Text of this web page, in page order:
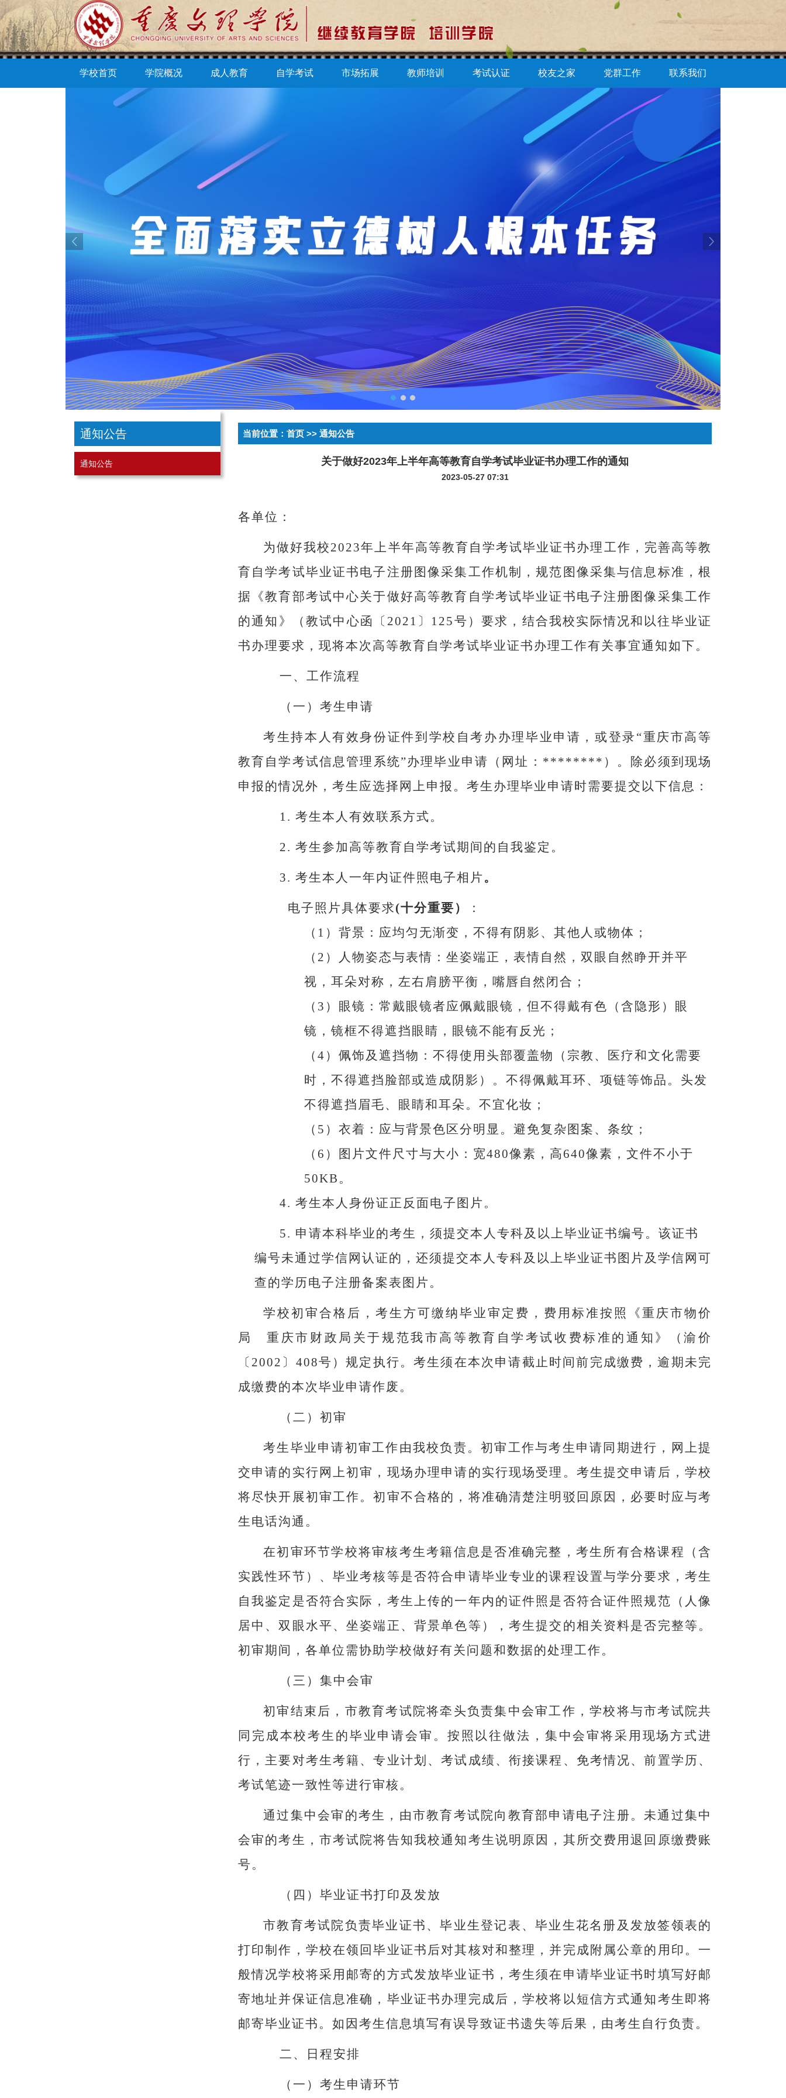
学校首页 学院概况 成人教育 自学考试 市场拓展 教师培训 考试认证 校友之家 党群工作 联系我们
通知公告
通知公告
当前位置： 首页 >> 通知公告
关于做好2023年上半年高等教育自学考试毕业证书办理工作的通知
2023-05-27 07:31
各单位：
为做好我校2023年上半年高等教育自学考试毕业证书办理工作，完善高等教
育自学考试毕业证书电子注册图像采集工作机制，规范图像采集与信息标准，根
据《教育部考试中心关于做好高等教育自学考试毕业证书电子注册图像采集工作
的通知》（教试中心函〔 2021 〕 125号）要求，结合我校实际情况和以往毕业证
书办理要求，现将本次高等教育自学考试毕业证书办理工作有关事宜通知如下。
一、 工作流程
（一） 考生申请
考生持本人有效身份证件到学校自考办办理毕业申请，或登录“重庆市高等
教育自学考试信息管理系统”办理毕业申请（网址： ******** ）。除必须到现场
申报的情况外，考生应选择网上申报。考生办理毕业申请时需要提交以下信息：
1. 考生本人有效联系方式。
2. 考生参加高等教育自学考试期间的自我鉴定。
3. 考生本人一年内证件照电子相片 。
电子照片具体要求(十分重要）
：
（ 1 ）背景：应均匀无渐变，不得有阴影、其他人或物体；
（ 2 ）人物姿态与表情：坐姿端正，表情自然，双眼自然睁开并平
视，耳朵对称，左右肩膀平衡，嘴唇自然闭合；
（ 3 ）眼镜：常戴眼镜者应佩戴眼镜，但不得戴有色（含隐形）眼
镜，镜框不得遮挡眼睛，眼镜不能有反光；
（ 4 ）佩饰及遮挡物：不得使用头部覆盖物（宗教、医疗和文化需要
时，不得遮挡脸部或造成阴影）。不得佩戴耳环、项链等饰品。头发
不得遮挡眉毛、眼睛和耳朵。不宜化妆；
（ 5 ）衣着：应与背景色区分明显。避免复杂图案、条纹；
（ 6 ）图片文件尺寸与大小：宽480像素，高640像素，文件不小于
50KB 。
4. 考生本人身份证正反面电子图片。
5. 申请本科毕业的考生，须提交本人专科及以上毕业证书编号。该证书
编号未通过学信网认证的，还须提交本人专科及以上毕业证书图片及学信网可
查的学历电子注册备案表图片。
学校初审合格后，考生方可缴纳毕业审定费，费用标准按照《重庆市物价
局 重庆市财政局关于规范我市高等教育自学考试收费标准的通知》（渝价
〔 2002 〕 408号）规定执行。考生须在本次申请截止时间前完成缴费，逾期未完
成缴费的本次毕业申请作废。
（二） 初审
考生毕业申请初审工作由我校负责。初审工作与考生申请同期进行，网上提
交申请的实行网上初审，现场办理申请的实行现场受理。考生提交申请后，学校
将尽快开展初审工作。初审不合格的，将准确清楚注明驳回原因，必要时应与考
生电话沟通。
在初审环节学校将审核考生考籍信息是否准确完整，考生所有合格课程（含
实践性环节）、毕业考核等是否符合申请毕业专业的课程设置与学分要求，考生
自我鉴定是否符合实际，考生上传的一年内的证件照是否符合证件照规范（人像
居中、双眼水平、坐姿端正、背景单色等），考生提交的相关资料是否完整等。
初审期间，各单位需协助学校做好有关问题和数据的处理工作。
（三） 集中会审
初审结束后，市教育考试院将牵头负责集中会审工作，学校将与市考试院共
同完成本校考生的毕业申请会审。按照以往做法，集中会审将采用现场方式进
行，主要对考生考籍、专业计划、考试成绩、衔接课程、免考情况、前置学历、
考试笔迹一致性等进行审核。
通过集中会审的考生，由市教育考试院向教育部申请电子注册。未通过集中
会审的考生，市考试院将告知我校通知考生说明原因，其所交费用退回原缴费账
号。
（四） 毕业证书打印及发放
市教育考试院负责毕业证书、毕业生登记表、毕业生花名册及发放签领表的
打印制作，学校在领回毕业证书后对其核对和整理，并完成附属公章的用印。一
般情况学校将采用邮寄的方式发放毕业证书，考生须在申请毕业证书时填写好邮
寄地址并保证信息准确，毕业证书办理完成后，学校将以短信方式通知考生即将
邮寄毕业证书。如因考生信息填写有误导致证书遗失等后果，由考生自行负责。
二、 日程安排
（一） 考生申请环节